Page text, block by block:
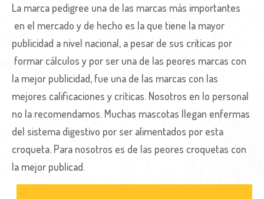
La marca pedigree una de las marcas más importantes
en el mercado y de hecho es la que tiene la mayor
publicidad a nivel nacional, a pesar de sus criticas por
formar cálculos y por ser una de las peores marcas con
la mejor publicidad, fue una de las marcas con las
mejores calificaciones y críticas. Nosotros en lo personal
no la recomendamos. Muchas mascotas llegan enfermas
del sistema digestivo por ser alimentados por esta
croqueta. Para nosotros es de las peores croquetas con
la mejor publicad.